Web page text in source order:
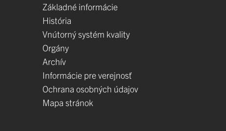
Základné informácie
História
Vnútorný systém kvality
Orgány
Archív
Informácie pre verejnosť
Ochrana osobných údajov
Mapa stránok